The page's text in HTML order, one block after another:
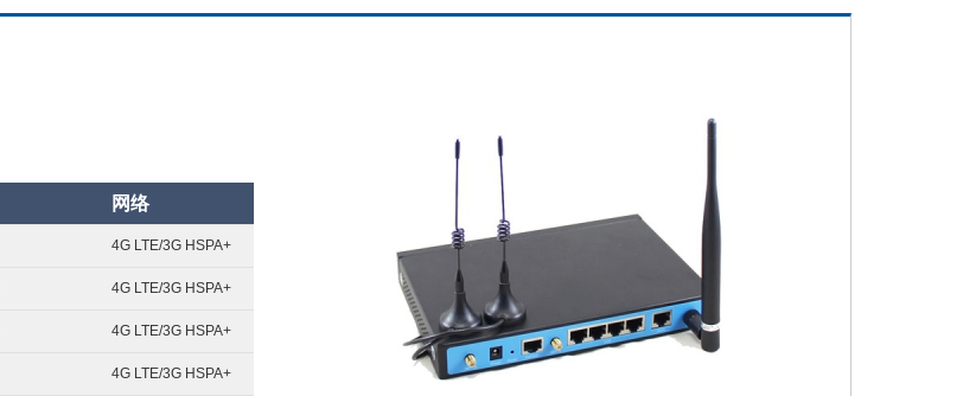
网络
4G LTE/3G HSPA+
4G LTE/3G HSPA+
4G LTE/3G HSPA+
4G LTE/3G HSPA+